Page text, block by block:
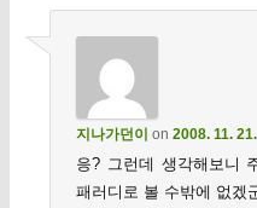
지나가던이 on 2008. 11.
응? 그런데 생각해보니
패러디로 볼 수밖에 없겠